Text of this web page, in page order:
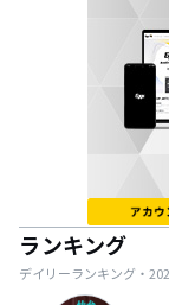
ランキング
デイリーランキング・